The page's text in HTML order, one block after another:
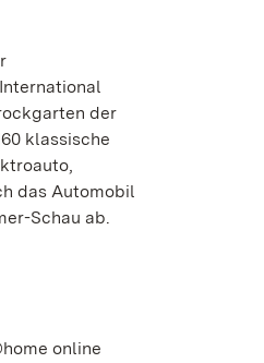
der
klassische
das Automobil
Schau ab.
online